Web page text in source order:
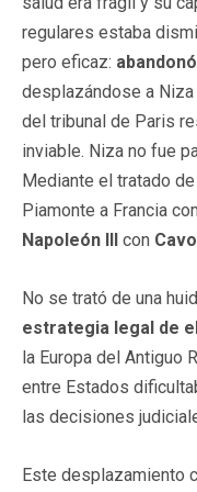
regulares estaba
pero eficaz:
desplazándose a
del tribunal de Paris
inviable. Niza no fue
Mediante el tratado
Piamonte a Francia
Napoleón III con
No se trató de una
estrategia legal de
la Europa del Antiguo
entre Estados
las decisiones
Este desplazamiento